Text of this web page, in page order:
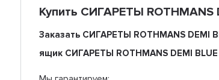
Купить СИГАРЕТЫ ROTHMANS
Заказать СИГАРЕТЫ ROTHMANS DEMI
ящик СИГАРЕТЫ ROTHMANS DEMI